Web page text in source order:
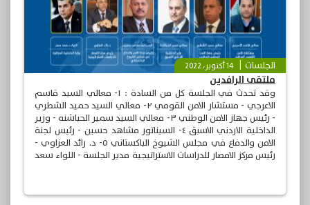
الجلسات 14 أكتوبر، 2022
ملتقى الرافدين
وقد تحدث في الجلسة كل من السادة : ١- معالي السيد قاسم
الاعرجي - مستشار الامن القومي ٢- معالي السيد حميد الشطري
- رئيس جهاز الامن الوطني ٣- معالي السيد سمير الحباشنه - وزير
الداخلية الاردني الاسبق ٤- السيناتور مشاهد حسين - رئيس لجنة
الامن والدفاع في مجلس الشيوخ الباكستاني ٥- د. رائد العزاوي -
رئيس مركز الامصار للدراسات الاستراتيجية مدير الجلسة - اللواء سعد